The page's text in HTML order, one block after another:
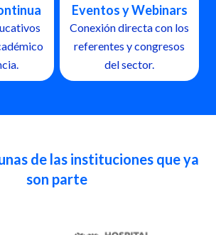
Eventos y Webinars
Conexión directa con los
referentes y congresos
del sector.
de las instituciones que ya
son parte